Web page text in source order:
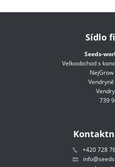
Sídlo
Seeds-
Velkoobchod s
NejGrow
739
+420 728